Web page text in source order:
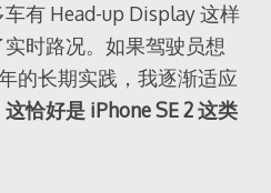
有 Head-up Display 这样
时路况。如果驾驶员想
的长期实践，我逐渐适应
这恰好是 iPhone SE 2 这类